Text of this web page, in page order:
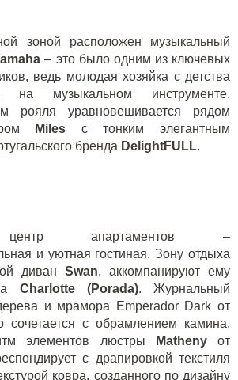
зоной расположен музыкальный
– это было одним из ключевых
ведь молодая хозяйка с детства
на музыкальном инструменте.
рояля уравновешивается рядом
Miles с тонким элегантным
бренда DelightFULL.
апартаментов –
и уютная гостиная. Зону отдыха
диван Swan, аккомпанируют ему
Charlotte(Porada). Журнальный
и мрамора Emperador Dark от
сочетается с обрамлением камина.
элементов люстры
Mathenyот
с драпировкой текстиля
ковра, созданного по дизайну